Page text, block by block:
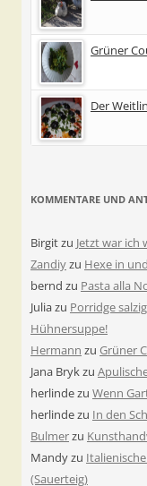
Grüner
Der
KOMMENTARE UND
Birgitzu Jetzt war ich
Zandiyzu Hexe in
bernd zu Pasta alla
Juliazu Porridge
Hühnersuppe!
Hermann zu Grüner
Jana Brykzu
herlindezu Wenn
herlindezu In den
Bulmerzu
Mandyzu
(Sauerteig)